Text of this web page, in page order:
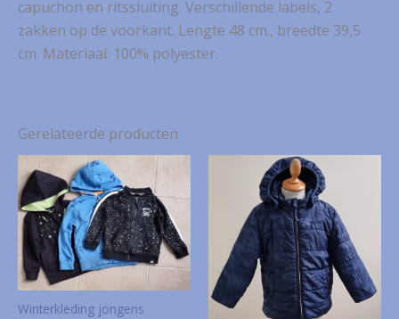
capuchon en ritssluiting. Verschillende labels, 2
zakken op de voorkant. Lengte 48 cm., breedte 39,5
cm. Materiaal: 100% polyester.
Gerelateerde producten
Winterkleding jongens